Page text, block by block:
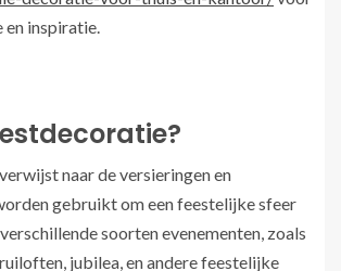
inspiratie.
naar de versieringen en
gebruikt om een feestelijke sfeer
soorten evenementen, zoals
jubilea, en andere feestelijke